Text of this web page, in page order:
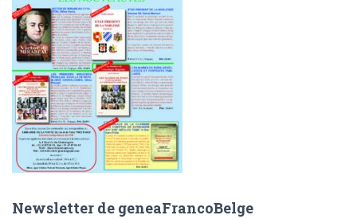
:
Newsletter de geneaFrancoBelge